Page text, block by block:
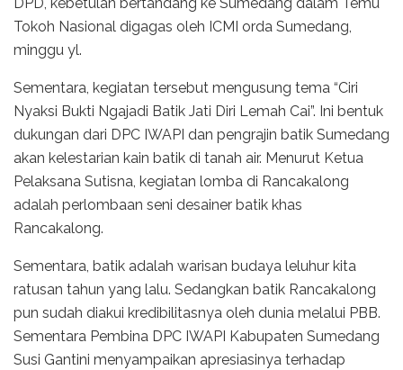
Tokoh Nasional digagas oleh ICMI orda Sumedang,
minggu yl.
Sementara, kegiatan tersebut mengusung tema “Ciri
Nyaksi Bukti Ngajadi Batik Jati Diri Lemah Cai”. Ini bentuk
dukungan dari DPC IWAPI dan pengrajin batik Sumedang
akan kelestarian kain batik di tanah air. Menurut Ketua
Pelaksana Sutisna, kegiatan lomba di Rancakalong
adalah perlombaan seni desainer batik khas
Rancakalong.
Sementara, batik adalah warisan budaya leluhur kita
ratusan tahun yang lalu. Sedangkan batik Rancakalong
pun sudah diakui kredibilitasnya oleh dunia melalui PBB.
Sementara Pembina DPC IWAPI Kabupaten Sumedang
Susi Gantini menyampaikan apresiasinya terhadap